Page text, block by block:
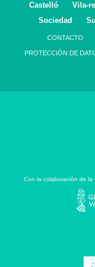
Castelló Vila-
Sociedad
CONTACTO
PROTECCIÓN DE
Con la colaboración de la